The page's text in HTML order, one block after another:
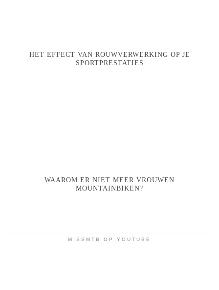
HET EFFECT VAN ROUWVERWERKING OP JE
SPORTPRESTATIES
WAAROM ER NIET MEER VROUWEN
MOUNTAINBIKEN?
MISSMTB OP YOUTUBE